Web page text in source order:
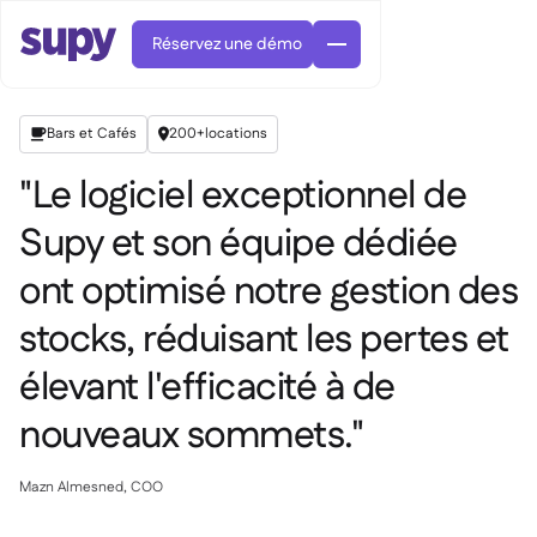
 Commandes et achats
Gestion des fournisseurs
 Cuisine centrale
Supy Connect
Autorisations et limites
 Factures et demandes d'avoir IA
 Gastronomique
 Restauration rapide
 Bars et Cafés
Cuisine centrale
Blog
Fiches pratiques et webinaires
 À propos
 Carrières
EN
AR
DE
Réservez une démo
Bars et Cafés 200+locations
"Le logiciel exceptionnel de
Supy et son équipe dédiée
ont optimisé notre gestion des
stocks, réduisant les pertes et
élevant l'efficacité à de
nouveaux sommets."
Mazn Almesned, COO